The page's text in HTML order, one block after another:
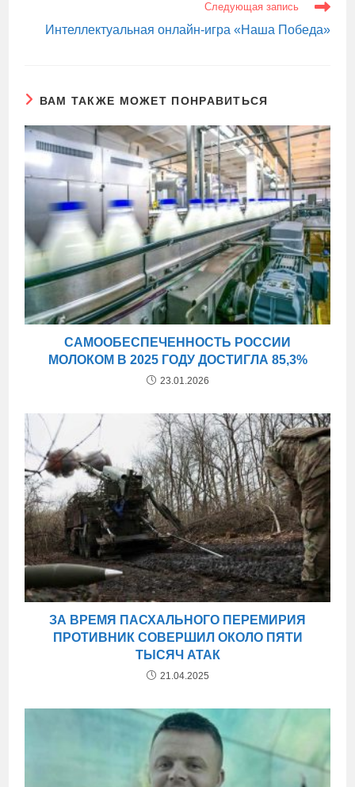
Следующая запись
Интеллектуальная онлайн-игра «Наша Победа»
ВАМ ТАКЖЕ МОЖЕТ ПОНРАВИТЬСЯ
САМООБЕСПЕЧЕННОСТЬ РОССИИ
МОЛОКОМ В 2025 ГОДУ ДОСТИГЛА 85,3%
23.01.2026
ЗА ВРЕМЯ ПАСХАЛЬНОГО ПЕРЕМИРИЯ
ПРОТИВНИК СОВЕРШИЛ ОКОЛО ПЯТИ
ТЫСЯЧ АТАК
21.04.2025